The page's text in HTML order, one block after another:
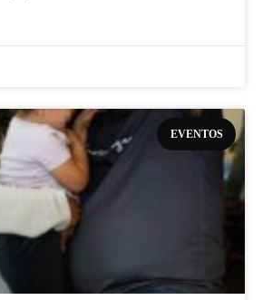
EVENTOS